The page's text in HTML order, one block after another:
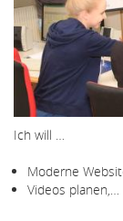
Ich will …
Moderne
Videos planen,…